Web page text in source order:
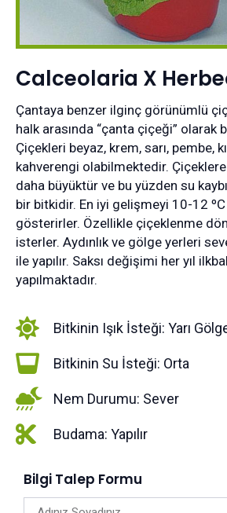
Calceolaria X
Çantaya benzer ilginç görünümlü
halk arasında “çanta çiçeği” olarak
Çiçekleri beyaz, krem, sarı, pembe,
kahverengi olabilmektedir.
daha büyüktür ve bu yüzden su
bir bitkidir. En iyi gelişmeyi 10-12
gösterirler. Özellikle çiçeklenme
isterler. Aydınlık ve gölge yerleri
ile yapılır. Saksı değişimi her yıl
yapılmaktadır.
Bitkinin Işık İsteği: Yarı
Bitkinin Su İsteği: Orta
Nem Durumu: Sever
Budama: Yapılır
Bilgi Talep Formu